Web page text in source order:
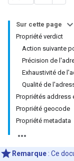
Sur cette page
Propriété verdict
Action suivante
Précision de
Exhaustivité de
Qualité de
Propriétés address
Propriété geocode
Propriété metadata
Remarque : Ce